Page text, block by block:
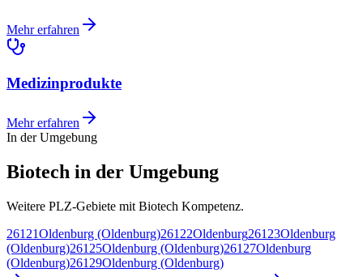
Mehr erfahren
Medizinprodukte
Mehr erfahren
In der Umgebung
Biotech in der Umgebung
Weitere PLZ-Gebiete mit Biotech Kompetenz.
26121Oldenburg (Oldenburg)26122Oldenburg26123Oldenburg
(Oldenburg)26125Oldenburg (Oldenburg)26127Oldenburg
(Oldenburg)26129Oldenburg (Oldenburg)